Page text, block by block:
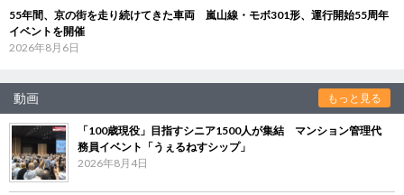
55年間、京の街を走り続けてきた車両 嵐山線・モボ301形、運行開始55周年
イベントを開催
2026年8月6日
動画 もっと見る
「100歳現役」目指すシニア1500人が集結 マンション管理代
務員イベント「うぇるねすシップ」
2026年8月4日